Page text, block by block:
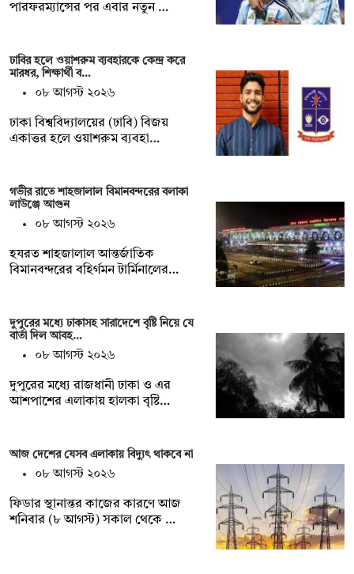
পারফরম্যান্সের পর এবার নতুন …
ঢাবির হলে ওয়াশরুম ব্যবহারকে কেন্দ্র করে
মারধর, শিক্ষার্থী ব…
০৮ আগস্ট ২০২৬
ঢাকা বিশ্ববিদ্যালয়ের (ঢাবি) বিজয়
একাত্তর হলে ওয়াশরুম ব্যবহা…
গভীর রাতে শাহজালাল বিমানবন্দরের বলাকা
লাউঞ্জে আগুন
০৮ আগস্ট ২০২৬
হযরত শাহজালাল আন্তর্জাতিক
বিমানবন্দরের বহির্গমন টার্মিনালের…
দুপুরের মধ্যে ঢাকাসহ সারাদেশে বৃষ্টি নিয়ে যে
বার্তা দিল আবহ…
০৮ আগস্ট ২০২৬
দুপুরের মধ্যে রাজধানী ঢাকা ও এর
আশপাশের এলাকায় হালকা বৃষ্টি…
আজ দেশের যেসব এলাকায় বিদ্যুৎ থাকবে না
০৮ আগস্ট ২০২৬
ফিডার স্থানান্তর কাজের কারণে আজ
শনিবার (৮ আগস্ট) সকাল থেকে …